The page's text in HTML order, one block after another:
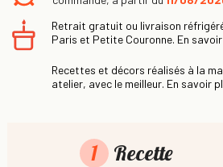
Retrait gratuit ou livraison
Paris et Petite Couronne. En
Recettes et décors réalisés à la
atelier, avec le meilleur. En savoir
1 Recette